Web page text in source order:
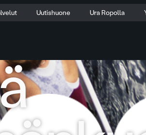
Uutishuone Ura Ropolla